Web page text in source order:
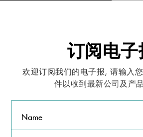
订阅电子
欢迎订阅我们的电子报, 请输入
件以收到最新公司及产
Name